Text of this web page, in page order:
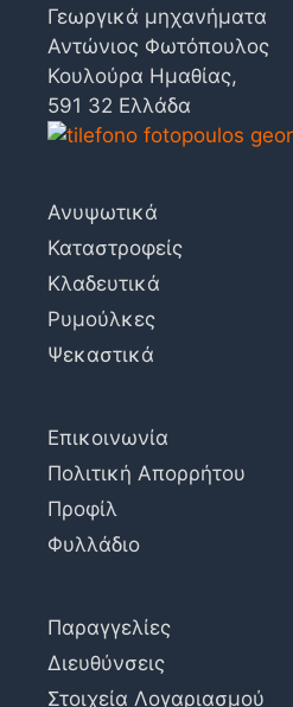
Γεωργικά μηχανήματα
Αντώνιος Φωτόπουλος
Κουλούρα Ημαθίας,
591 32 Ελλάδα
Ανυψωτικά
Καταστροφείς
Κλαδευτικά
Ρυμούλκες
Ψεκαστικά
Επικοινωνία
Πολιτική Απορρήτου
Προφίλ
Φυλλάδιο
Παραγγελίες
Διευθύνσεις
Στοιχεία Λογαριασμού